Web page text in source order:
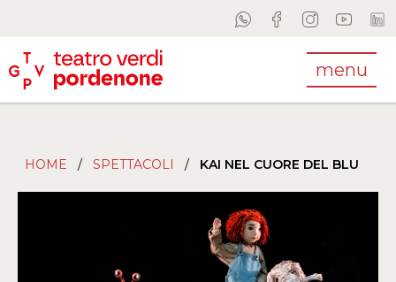
menu
HOME / SPETTACOLI / KAI NEL CUORE DEL BLU